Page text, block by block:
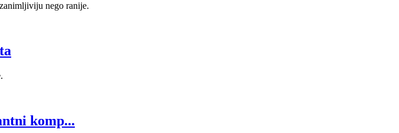
nego ranije.
komp...